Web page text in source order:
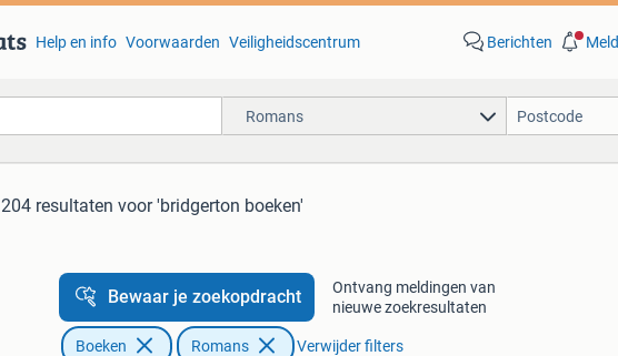
Help en info Voorwaarden Veiligheidscentrum Berichten
Romans
204 resultaten voor 'bridgerton boeken'
Bewaar je zoekopdracht
Ontvang meldingen van
nieuwe zoekresultaten
Boeken Romans Verwijder filters